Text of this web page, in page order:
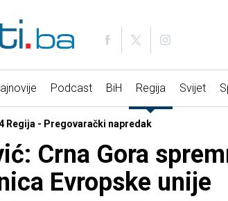
Podcast BiH Regija Svijet
Regija - Pregovarački napredak
Crna Gora
Evropske unije